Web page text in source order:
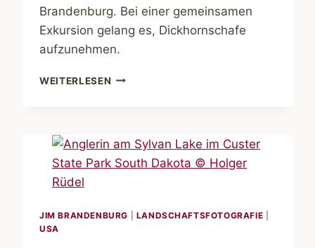
Brandenburg. Bei einer gemeinsamen
Exkursion gelang es, Dickhornschafe
aufzunehmen.
WEITERLESEN MIT
NATIONAL
PARK
DAKOTA
JIM BRANDENBURG LANDSCHAFTSFOTOGRAFIE
USA